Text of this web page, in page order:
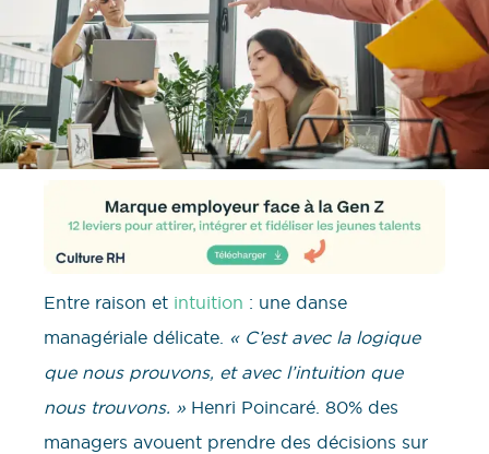
Entre raison et intuition : une danse
managériale délicate. « C’est avec la logique
que nous prouvons, et avec l’intuition que
nous trouvons. » Henri Poincaré. 80% des
managers avouent prendre des décisions sur